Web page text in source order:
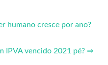
humano cresce por ano?
IPVA vencido 2021 pé? ⇒